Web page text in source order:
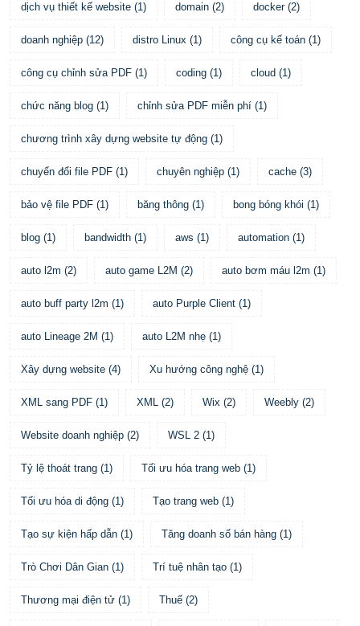
dịch vụ thiết kế website (1) domain (2) docker (2)
doanh nghiệp (12) distro Linux (1) công cụ kế toán (1)
công cụ chỉnh sửa PDF (1) coding (1) cloud (1)
chức năng blog (1) chỉnh sửa PDF miễn phí (1)
chương trình xây dựng website tự động (1)
chuyển đổi file PDF (1) chuyên nghiệp (1) cache (3)
bảo vệ file PDF (1) băng thông (1) bong bóng khói (1)
blog (1) bandwidth (1) aws (1) automation (1)
auto l2m (2) auto game L2M (2) auto bơm máu l2m (1)
auto buff party l2m (1) auto Purple Client (1)
auto Lineage 2M (1) auto L2M nhẹ (1)
Xây dựng website (4) Xu hướng công nghệ (1)
XML sang PDF (1) XML (2) Wix (2) Weebly (2)
Website doanh nghiệp (2) WSL 2 (1)
Tỷ lệ thoát trang (1) Tối ưu hóa trang web (1)
Tối ưu hóa di động (1) Tạo trang web (1)
Tạo sự kiện hấp dẫn (1) Tăng doanh số bán hàng (1)
Trò Chơi Dân Gian (1) Trí tuệ nhân tạo (1)
Thương mại điện tử (1) Thuế (2)